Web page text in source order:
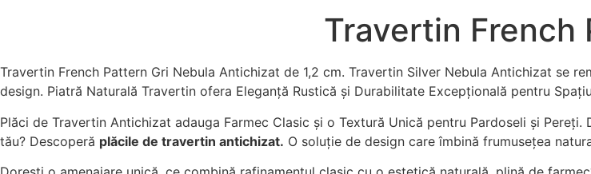
Travertin French
Travertin French Pattern Gri Nebula Antichizat de 1,2 cm. Travertin Silver Nebula Antichizat se
design. Piatră Naturală Travertin ofera Eleganță Rustică și Durabilitate Excepțională pentru
Plăci de Travertin Antichizat adauga Farmec Clasic și o Textură Unică pentru Pardoseli și
tău? Descoperă plăcile de travertin antichizat. O soluție de design care îmbină frumusețea